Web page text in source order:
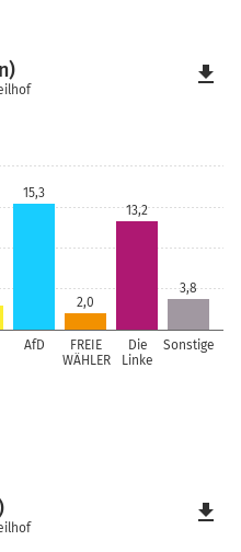
AfD
FREIE
WÄHLER
Die
Linke
Sonstige
15,3
2,0
13,2
3,8
file_download
file_download